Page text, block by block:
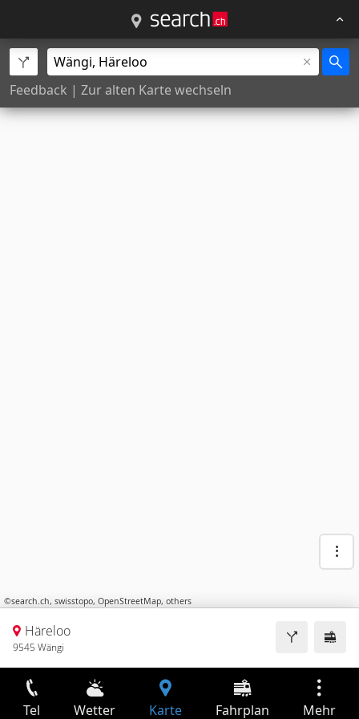
Feedback | Zur alten Karte wechseln
©search.ch, swisstopo, OpenStreetMap, others
Häreloo
9545 Wängi
Tel Wetter Karte Fahrplan Mehr